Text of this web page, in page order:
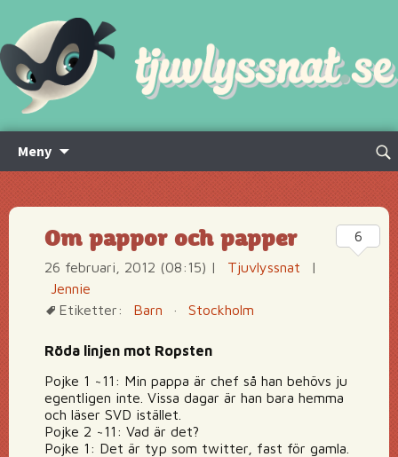
Meny
innehåll
Sök
Om pappor och papper
26 februari, 2012 (08:15) | Tjuvlyssnat
|
Jennie
Etiketter:
Barn · Stockholm
Röda linjen mot Ropsten
Pojke 1 ~11: Min pappa är chef så han behövs ju
egentligen inte. Vissa dagar är han bara hemma
och läser SVD istället.
Pojke 2 ~11: Vad är det?
Pojke 1: Det är typ som twitter, fast för gamla.
6